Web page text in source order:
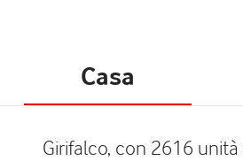
Casa
Girifalco, con 2616